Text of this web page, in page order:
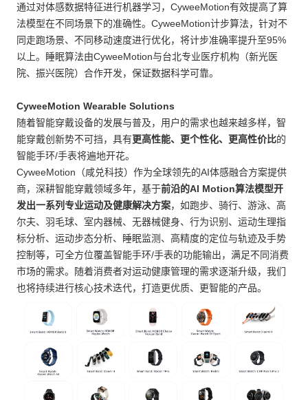
通过对体感数据特征进行机器学习，CyweeMotion有效提高了算
法模型在不同场景下的准确性。CyweeMotion计步算法，针对不
同走跑场景、不同移动速度进行优化，将计步准确率提升至95%
以上。睡眠算法由CyweeMotion与台北专业医疗机构（新光医
院、振兴医院）合作开发，保证数据科学可靠。
CyweeMotion Wearable Solutions
随着智能穿戴设备的发展与普及，用户的需求也越来越多样，智
能穿戴创新势不可挡，具有更高性能、更个性化、更高性价比的
智能手环/手表将遍地开花。
CyweeMotion（咸兑科技）作为全球领先的AI体感融合方案提供
商，深耕智能穿戴领域多年，基于前沿的AI Motion算法模型开
发出一系列专业运动及健康解决方案，如跑步、骑行、游泳、高
尔夫、羽毛球、室内器械、无器械健身、行为识别、运动生理指
标分析、运动步态分析、睡眠监测、高精度的定位与轨迹及手势
控制等，可全方位覆盖智能手环/手表的功能输出，满足不同消费
市场的需求。随着消费者对运动健康管理的需求逐渐升级，我们
也将持续进行核心技术迭代，打造更优质、更智能的产品。